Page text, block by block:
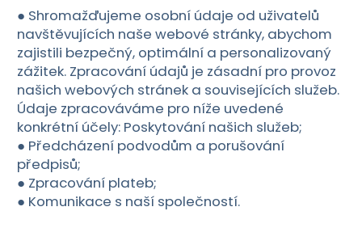
● Shromažďujeme osobní údaje od uživatelů
navštěvujících naše webové stránky, abychom
zajistili bezpečný, optimální a personalizovaný
zážitek. Zpracování údajů je zásadní pro provoz
našich webových stránek a souvisejících služeb.
Údaje zpracováváme pro níže uvedené
konkrétní účely: Poskytování našich služeb;
● Předcházení podvodům a porušování
předpisů;
● Zpracování plateb;
● Komunikace s naší společností.